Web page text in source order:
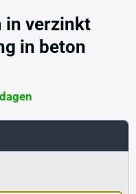
in verzinkt
in beton